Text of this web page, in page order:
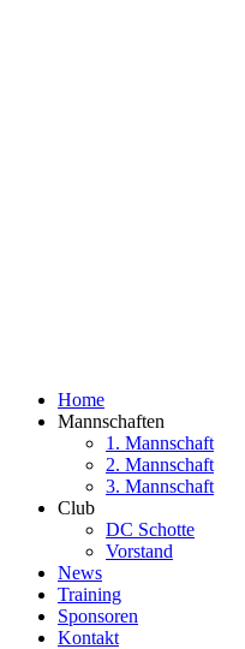
Home
Mannschaften
1. Mannschaft
2. Mannschaft
3. Mannschaft
Club
DC Schotte
Vorstand
News
Training
Sponsoren
Kontakt